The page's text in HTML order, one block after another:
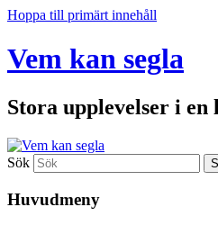
Hoppa till primärt innehåll
Vem kan segla
Stora upplevelser i en
Sök
Huvudmeny